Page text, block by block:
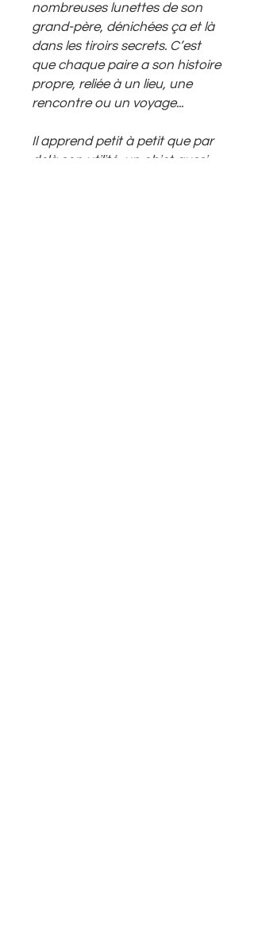
nombreuses lunettes de son
grand-père, dénichées ça et là
dans les tiroirs secrets. C’est
que chaque paire a son histoire
propre, reliée à un lieu, une
rencontre ou un voyage...
Il apprend petit à petit que par
delà son utilité, un objet aussi